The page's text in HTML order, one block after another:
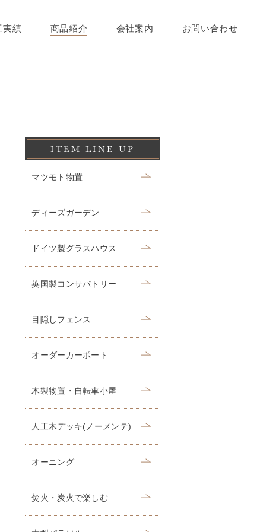
実績 商品紹介 会社案内 お問い合わせ
ITEM LINE UP
マツモト物置
ディーズガーデン
ドイツ製グラスハウス
英国製コンサバトリー
目隠しフェンス
オーダーカーポート
木製物置・自転車小屋
人工木デッキ(ノーメンテ)
オーニング
焚火・炭火で楽しむ